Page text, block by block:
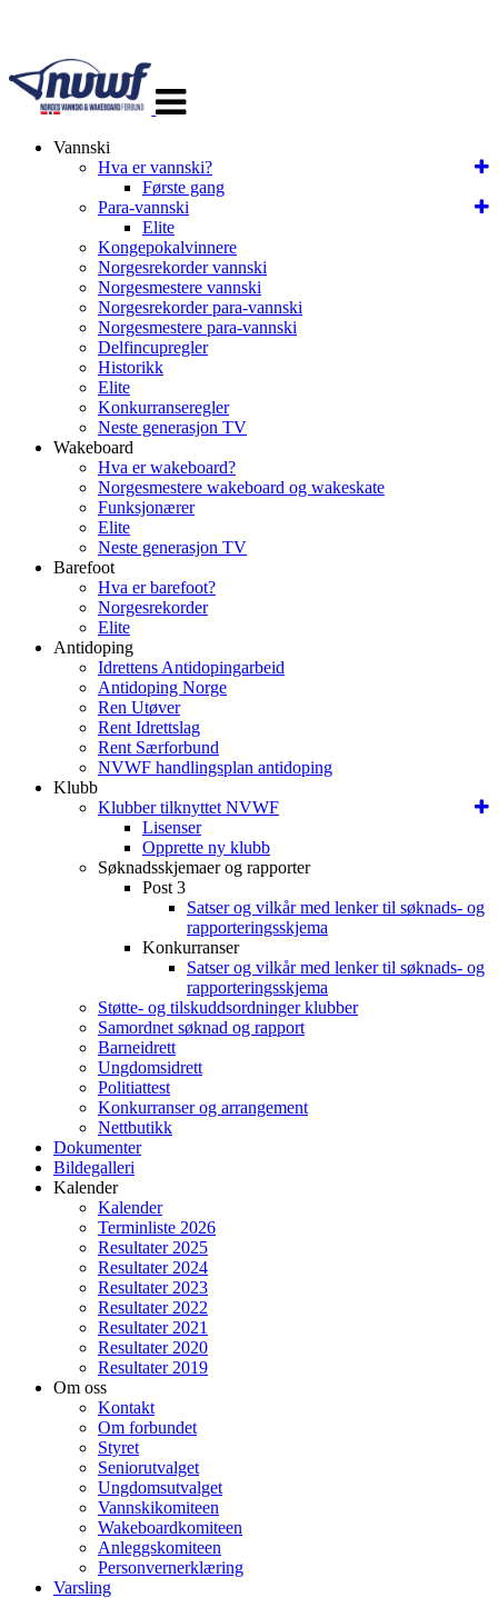
navigasjon
Vannski
Hva er vannski?
Første gang
Para-vannski
Elite
Kongepokalvinnere
Norgesrekorder vannski
Norgesmestere vannski
Norgesrekorder para-vannski
Norgesmestere para-vannski
Delfincupregler
Historikk
Elite
Konkurranseregler
Neste generasjon TV
Wakeboard
Hva er wakeboard?
Norgesmestere wakeboard og wakeskate
Funksjonærer
Elite
Neste generasjon TV
Barefoot
Hva er barefoot?
Norgesrekorder
Elite
Antidoping
Idrettens Antidopingarbeid
Antidoping Norge
Ren Utøver
Rent Idrettslag
Rent Særforbund
NVWF handlingsplan antidoping
Klubb
Klubber tilknyttet NVWF
Lisenser
Opprette ny klubb
Søknadsskjemaer og rapporter
Post 3
Satser og vilkår med lenker til søknads- og
rapporteringsskjema
Konkurranser
Satser og vilkår med lenker til søknads- og
rapporteringsskjema
Støtte- og tilskuddsordninger klubber
Samordnet søknad og rapport
Barneidrett
Ungdomsidrett
Politiattest
Konkurranser og arrangement
Nettbutikk
Dokumenter
Bildegalleri
Kalender
Kalender
Terminliste 2026
Resultater 2025
Resultater 2024
Resultater 2023
Resultater 2022
Resultater 2021
Resultater 2020
Resultater 2019
Om oss
Kontakt
Om forbundet
Styret
Seniorutvalget
Ungdomsutvalget
Vannskikomiteen
Wakeboardkomiteen
Anleggskomiteen
Personvernerklæring
Varsling